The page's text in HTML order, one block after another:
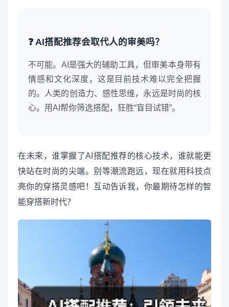
❓ AI搭配推荐会取代人的审美吗？
不可能。AI是强大的辅助工具，但审美本身带有
情感和文化深度，这是目前技术难以完全把握
的。人类的创造力、感性思维，永远是时尚的核
心。用AI帮你筛选搭配，狂胜“盲目试错”。
在未来，谁掌握了AI搭配推荐的核心技术，谁就能更
快站在时尚的尖端。别等潮流跑远，现在就用科技点
亮你的穿搭灵感吧！互动告诉我，你最期待怎样的智
能穿搭新时代？